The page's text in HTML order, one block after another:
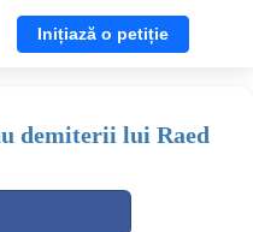
Inițiază o petiție
demiterii lui Raed